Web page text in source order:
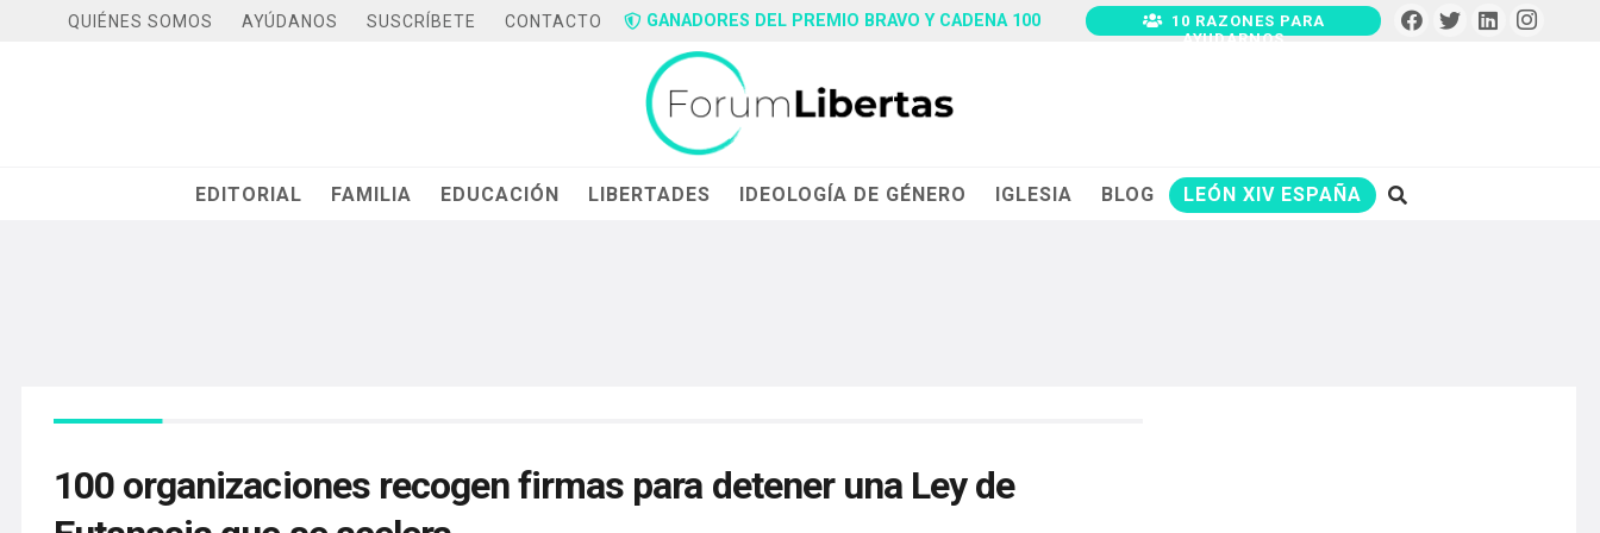
QUIÉNES SOMOS AYÚDANOS SUSCRÍBETE CONTACTO GANADORES DEL PREMIO BRAVO Y CADENA 100
10 RAZONES PARA
AYUDARNOS
EDITORIAL FAMILIA EDUCACIÓN LIBERTADES IDEOLOGÍA DE GÉNERO IGLESIA BLOG LEÓN XIV ESPAÑA
100 organizaciones recogen firmas para detener una Ley de